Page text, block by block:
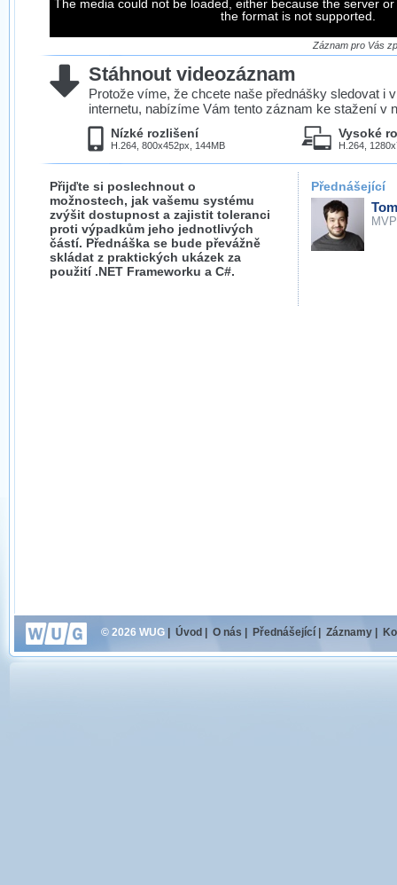
ve formátu, který není vhodný pro stahování,
proto je ke stažení nenabízíme.
The media could not be loaded, either because the server
the format is not supported.
Záznam pro Vás
Stáhnout videozáznam
Protože víme, že chcete naše přednášky sledovat i
internetu, nabízíme Vám tento záznam ke stažení v
Nízké rozlišení
H.264, 800x452px, 144MB
Vysoké
H.264,
Přijďte si poslechnout o
možnostech, jak vašemu systému
zvýšit dostupnost a zajistit toleranci
proti výpadkům jeho jednotlivých
částí. Přednáška se bude převážně
skládat z praktických ukázek za
použití .NET Frameworku a C#.
Přednášející
MVP
© 2026 WUG Úvod O nás Přednášející Záznamy